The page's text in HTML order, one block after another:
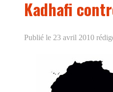
Kadhafi
Publié le 23 avril 2010